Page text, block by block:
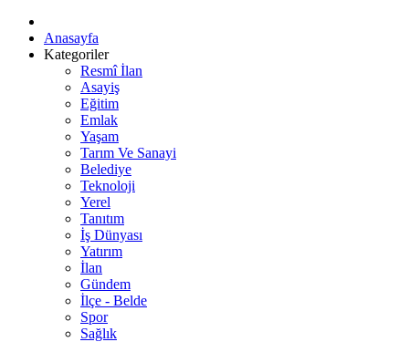
Anasayfa
Kategoriler
Resmî İlan
Asayiş
Eğitim
Emlak
Yaşam
Tarım Ve Sanayi
Belediye
Teknoloji
Yerel
Tanıtım
İş Dünyası
Yatırım
İlan
Gündem
İlçe - Belde
Spor
Sağlık